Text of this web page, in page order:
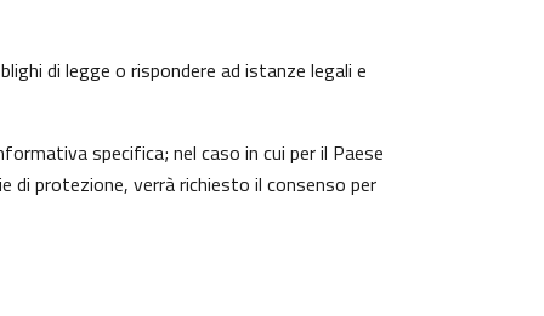
di legge o rispondere ad istanze legali e
specifica; nel caso in cui per il Paese
di protezione, verrà richiesto il consenso per